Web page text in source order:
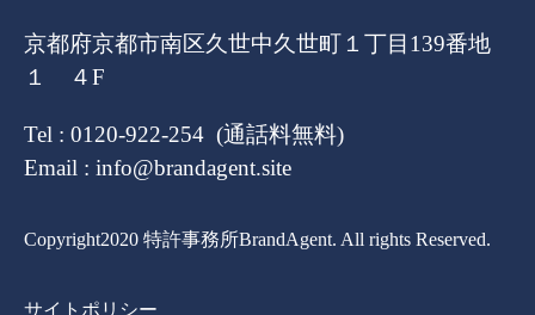
京都府京都市南区久世中久世町１丁目139番地
１ ４F
Tel : 0120-922-254 (通話料無料)
Email : info@brandagent.site
Copyright2020 特許事務所BrandAgent. All rights Reserved.
サイトポリシー